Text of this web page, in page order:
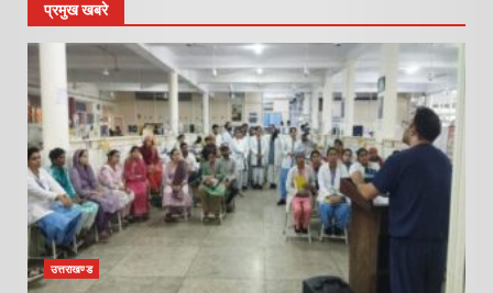
प्रमुख खबरे
उत्तराखण्ड